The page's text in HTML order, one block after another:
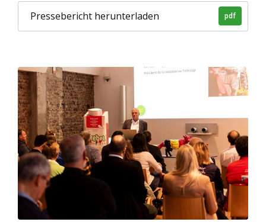
pdf
Pressebericht herunterladen